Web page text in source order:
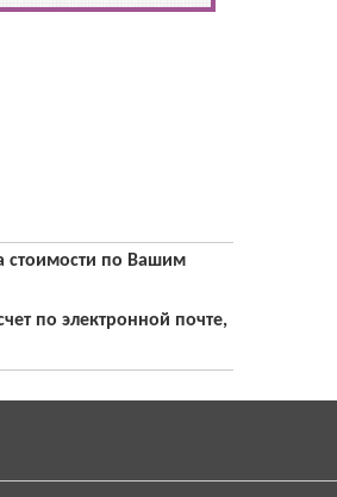
стоимости по Вашим
по электронной почте,